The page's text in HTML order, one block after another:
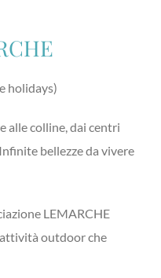
holidays)
alle colline, dai centri
bellezze da vivere
LEMARCHE
attività outdoor che